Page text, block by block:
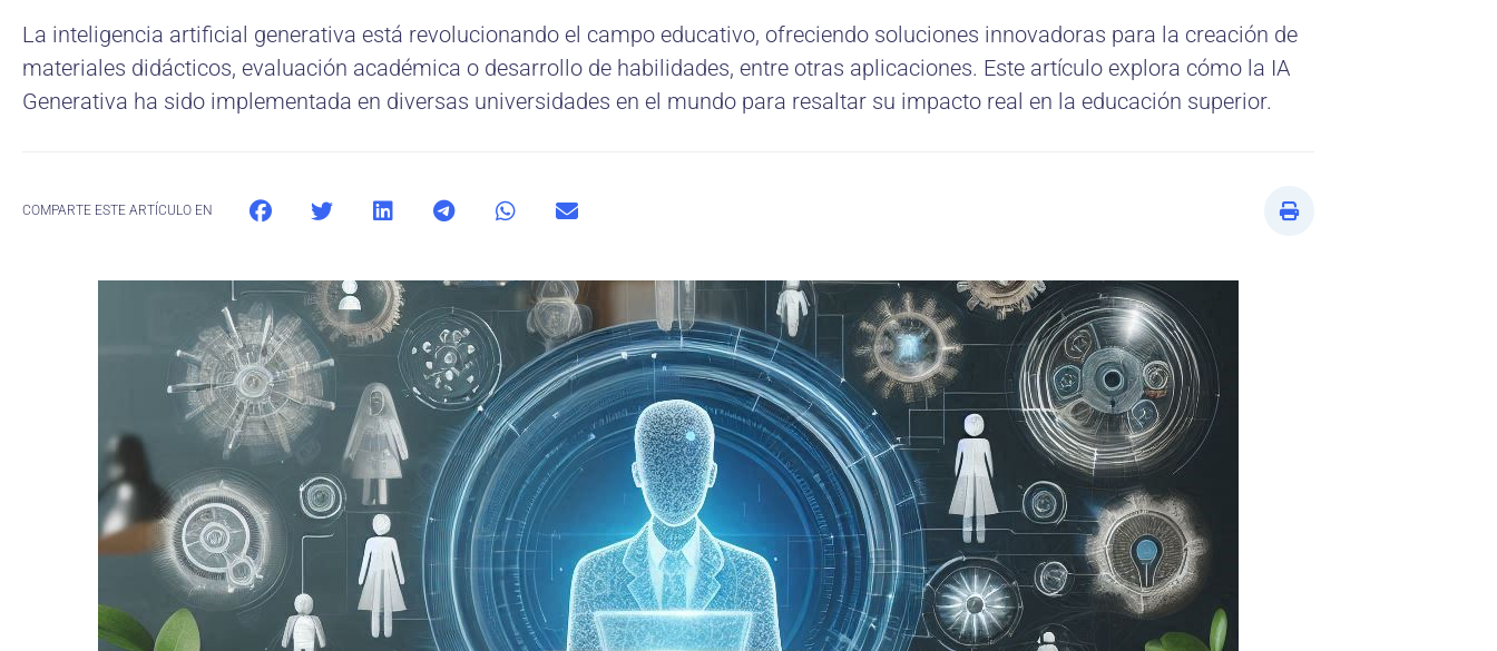
La inteligencia artificial generativa está revolucionando el campo educativo, ofreciendo soluciones innovadoras para la creación de
materiales didácticos, evaluación académica o desarrollo de habilidades, entre otras aplicaciones. Este artículo explora cómo la IA
Generativa ha sido implementada en diversas universidades en el mundo para resaltar su impacto real en la educación superior.
COMPARTE ESTE ARTÍCULO EN